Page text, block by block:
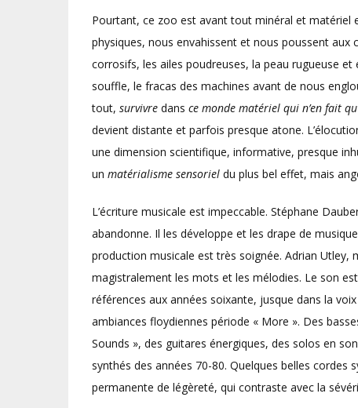
Pourtant, ce zoo est avant tout minéral et matériel
physiques, nous envahissent et nous poussent
corrosifs, les ailes poudreuses, la peau rugueuse
souffle, le fracas des machines avant de nous
tout, survivre dans ce monde matériel qui n’en fait
devient distante et parfois presque atone.
une dimension scientifique, informative, presque
un matérialisme sensoriel du plus bel effet, mais
L’écriture musicale est impeccable. Stéphane
abandonne. Il les développe et les drape de
production musicale est très soignée. Adrian
magistralement les mots et les mélodies. Le son
références aux années soixante, jusque dans la
ambiances floydiennes période « More ». Des
Sounds », des guitares énergiques, des solos en
synthés des années 70-80. Quelques belles cordes
permanente de légèreté, qui contraste avec la